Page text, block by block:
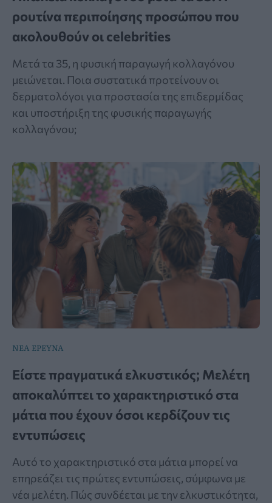
ρουτίνα περιποίησης προσώπου που
ακολουθούν οι celebrities
Μετά τα 35, η φυσική παραγωγή κολλαγόνου
μειώνεται. Ποια συστατικά προτείνουν οι
δερματολόγοι για προστασία της επιδερμίδας
και υποστήριξη της φυσικής παραγωγής
κολλαγόνου;
ΝΕΑ ΕΡΕΥΝΑ
Είστε πραγματικά ελκυστικός; Μελέτη
αποκαλύπτει το χαρακτηριστικό στα
μάτια που έχουν όσοι κερδίζουν τις
εντυπώσεις
Αυτό το χαρακτηριστικό στα μάτια μπορεί να
επηρεάζει τις πρώτες εντυπώσεις, σύμφωνα με
νέα μελέτη. Πώς συνδέεται με την ελκυστικότητα,